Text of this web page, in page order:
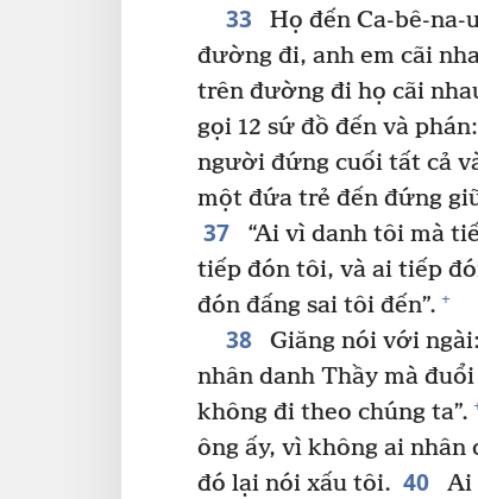
33
Họ đến Ca-bê-na-
đường đi, anh em cãi
trên đường đi họ cãi
gọi 12 sứ đồ đến và
người đứng cuối tất cả
một đứa trẻ đến đứng
37 “Ai vì danh tôi mà
tiếp đón tôi, và ai tiếp
đón đấng sai tôi đến”. +
38
Giăng nói với
nhân danh Thầy mà
không đi theo chúng ta”.
ông ấy, vì không ai
đó lại nói xấu tôi. 40
Ai